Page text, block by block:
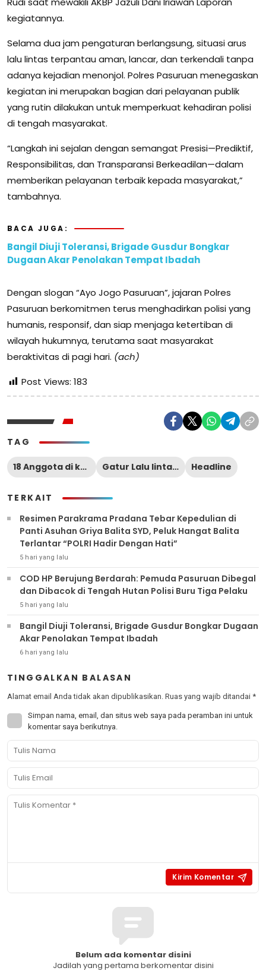
kegiatannya.
Selama dua jam pengaturan berlangsung, situasi arus
lalu lintas terpantau aman, lancar, dan terkendali tanpa
adanya kejadian menonjol. Polres Pasuruan menegaskan
kegiatan ini merupakan bagian dari pelayanan publik
yang rutin dilakukan untuk memperkuat kehadiran polisi
di tengah masyarakat.
“Langkah ini sejalan dengan semangat Presisi—Prediktif,
Responsibilitas, dan Transparansi Berkeadilan—dalam
memberikan pelayanan terbaik kepada masyarakat,”
tambahnya.
BACA JUGA:
Bangil Diuji Toleransi, Brigade Gusdur Bongkar
Dugaan Akar Penolakan Tempat Ibadah
Dengan slogan “Ayo Jogo Pasuruan”, jajaran Polres
Pasuruan berkomitmen terus menghadirkan polisi yang
humanis, responsif, dan siap menjaga ketertiban di
wilayah hukumnya, terutama saat masyarakat
beraktivitas di pagi hari. (ach)
Post Views: 183
TAG
18 Anggota di kerahkan Gatur Lalu lintas di 18 Titik Headline
TERKAIT
Resimen Parakrama Pradana Tebar Kepedulian di
Panti Asuhan Griya Balita SYD, Peluk Hangat Balita
Terlantar “POLRI Hadir Dengan Hati”
5 hari yang lalu
COD HP Berujung Berdarah: Pemuda Pasuruan Dibegal
dan Dibacok di Tengah Hutan Polisi Buru Tiga Pelaku
5 hari yang lalu
Bangil Diuji Toleransi, Brigade Gusdur Bongkar Dugaan
Akar Penolakan Tempat Ibadah
6 hari yang lalu
TINGGALKAN BALASAN
Alamat email Anda tidak akan dipublikasikan. Ruas yang wajib ditandai *
Simpan nama, email, dan situs web saya pada peramban ini untuk
komentar saya berikutnya.
Belum ada komentar disini
Jadilah yang pertama berkomentar disini